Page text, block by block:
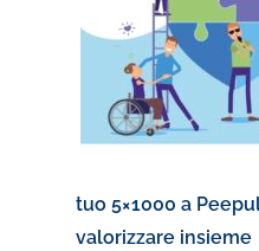
tuo 5×1000 a